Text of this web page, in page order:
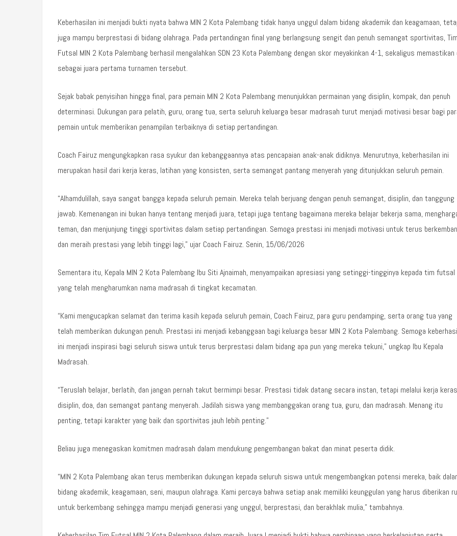
Keberhasilan ini menjadi bukti nyata bahwa MIN 2 Kota Palembang tidak hanya unggul dalam bidang akademik dan keagamaan,
juga mampu berprestasi di bidang olahraga. Pada pertandingan final yang berlangsung sengit dan penuh semangat sportivitas, Tim
Futsal MIN 2 Kota Palembang berhasil mengalahkan SDN 23 Kota Palembang dengan skor meyakinkan 4-1, sekaligus memastikan
sebagai juara pertama turnamen tersebut.
Sejak babak penyisihan hingga final, para pemain MIN 2 Kota Palembang menunjukkan permainan yang disiplin, kompak, dan penuh
determinasi. Dukungan para pelatih, guru, orang tua, serta seluruh keluarga besar madrasah turut menjadi motivasi besar bagi
pemain untuk memberikan penampilan terbaiknya di setiap pertandingan.
Coach Fairuz mengungkapkan rasa syukur dan kebanggaannya atas pencapaian anak-anak didiknya. Menurutnya, keberhasilan ini
merupakan hasil dari kerja keras, latihan yang konsisten, serta semangat pantang menyerah yang ditunjukkan seluruh pemain.
“Alhamdulillah, saya sangat bangga kepada seluruh pemain. Mereka telah berjuang dengan penuh semangat, disiplin, dan tanggung
jawab. Kemenangan ini bukan hanya tentang menjadi juara, tetapi juga tentang bagaimana mereka belajar bekerja sama,
teman, dan menjunjung tinggi sportivitas dalam setiap pertandingan. Semoga prestasi ini menjadi motivasi untuk terus
dan meraih prestasi yang lebih tinggi lagi,” ujar Coach Fairuz. Senin, 15/06/2026
Sementara itu, Kepala MIN 2 Kota Palembang Ibu Siti Ajnaimah, menyampaikan apresiasi yang setinggi-tingginya kepada tim futsal
yang telah mengharumkan nama madrasah di tingkat kecamatan.
“Kami mengucapkan selamat dan terima kasih kepada seluruh pemain, Coach Fairuz, para guru pendamping, serta orang tua yang
telah memberikan dukungan penuh. Prestasi ini menjadi kebanggaan bagi keluarga besar MIN 2 Kota Palembang. Semoga
ini menjadi inspirasi bagi seluruh siswa untuk terus berprestasi dalam bidang apa pun yang mereka tekuni,” ungkap Ibu Kepala
Madrasah.
“Teruslah belajar, berlatih, dan jangan pernah takut bermimpi besar. Prestasi tidak datang secara instan, tetapi melalui kerja
disiplin, doa, dan semangat pantang menyerah. Jadilah siswa yang membanggakan orang tua, guru, dan madrasah. Menang itu
penting, tetapi karakter yang baik dan sportivitas jauh lebih penting.”
Beliau juga menegaskan komitmen madrasah dalam mendukung pengembangan bakat dan minat peserta didik.
“MIN 2 Kota Palembang akan terus memberikan dukungan kepada seluruh siswa untuk mengembangkan potensi mereka, baik
bidang akademik, keagamaan, seni, maupun olahraga. Kami percaya bahwa setiap anak memiliki keunggulan yang harus diberikan
untuk berkembang sehingga mampu menjadi generasi yang unggul, berprestasi, dan berakhlak mulia,” tambahnya.